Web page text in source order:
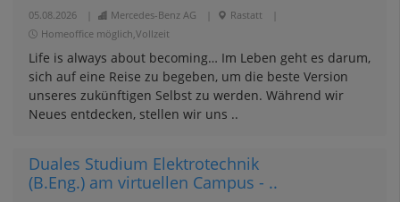
05.08.2026 Mercedes-Benz AG Rastatt
Homeoffice möglich,Vollzeit
Life is always about becoming… Im Leben geht es darum,
sich auf eine Reise zu begeben, um die beste Version
unseres zukünftigen Selbst zu werden. Während wir
Neues entdecken, stellen wir uns ..
Duales Studium Elektrotechnik
(B.Eng.) am virtuellen Campus - ..